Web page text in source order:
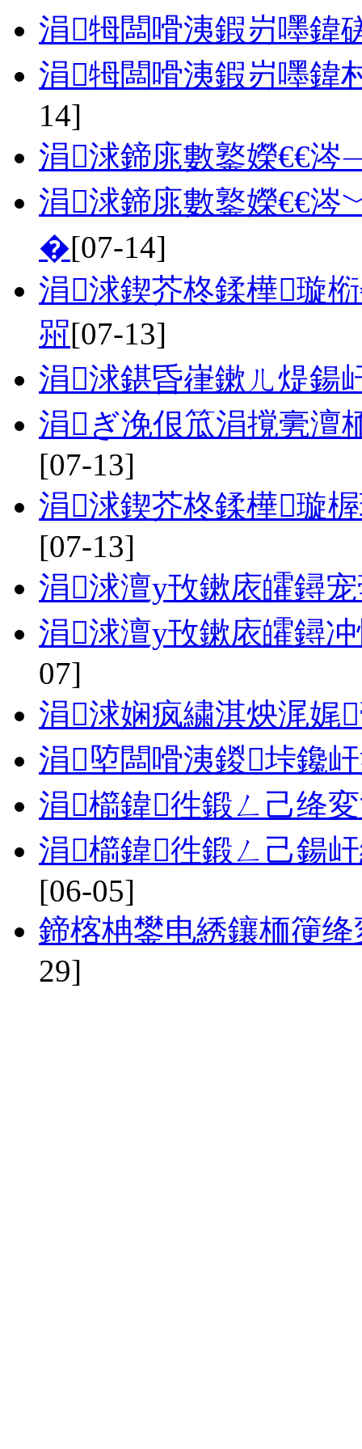
涓牳闆嗗洟鍜岃嚜鍏
涓牳闆嗗洟鍜岃嚜鍏
14]
涓浗鍗庣數鐜嬫€€涔
涓浗鍗庣數鐜嬫€€涔
�[07-14]
涓浗鍥芥柊鍒樺璇
喌[07-13]
涓浗鍖昏嵂鏉ㄦ煶鍚
涓ぎ浼佷笟涓撹亴澶
[07-13]
涓浗鍥芥柊鍒樺璇
[07-13]
涓浗澶у攼鏉庡皬鐞
涓浗澶у攼鏉庡皬鐞
07]
涓浗娴疯繍淇炴浘娓
涓埅闆嗗洟鍐垰鑱
涓櫤鍏徃鍛ㄥ己绛
涓櫤鍏徃鍛ㄥ己鍚
[06-05]
鍗楁柟鐢电綉鑲栭箯
29]